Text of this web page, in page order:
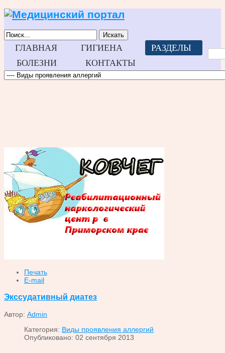
Искать
ГЛАВНАЯ ГИГИЕНА
РАЗДЕЛЫ
БОЛЕЗНИ
КОНТАКТЫ
Печать
E-mail
Экссудативный диатез
Автор: Admin
Категория: Виды проявления аллергий
Опубликовано: 02 сентября 2013